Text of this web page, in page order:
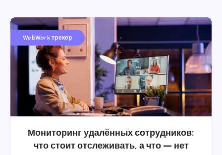
WebWork трекер
Мониторинг удалённых сотрудников:
что стоит отслеживать, а что — нет